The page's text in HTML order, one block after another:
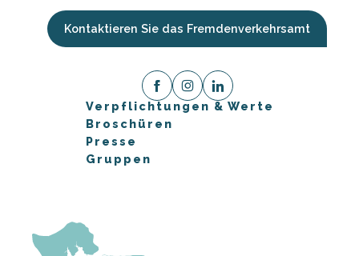
Kontaktieren Sie das Fremdenverkehrsamt
Verpflichtungen & Werte
Broschüren
Presse
Gruppen